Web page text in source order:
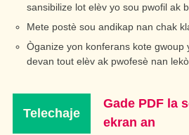
sansibilize lot elèv yo sou pwofil ak
Mete postè sou andikap nan chak
Òganize yon konferans kote gwoup
devan tout elèv ak pwofesè nan
Gade PDF la
ekran an
Telechaje